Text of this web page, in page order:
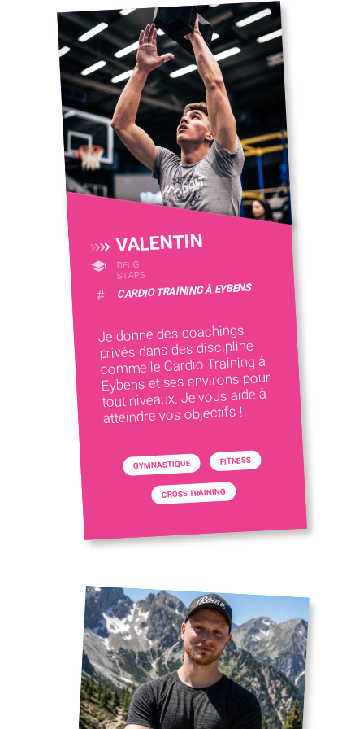
VALENTIN
DEUG
STAPS
# CARDIO TRAINING À EYBENS
Je donne des coachings
privés dans des discipline
comme le Cardio Training à
Eybens et ses environs pour
tout niveaux. Je vous aide à
atteindre vos objectifs !
GYMNASTIQUE FITNESS
CROSS TRAINING